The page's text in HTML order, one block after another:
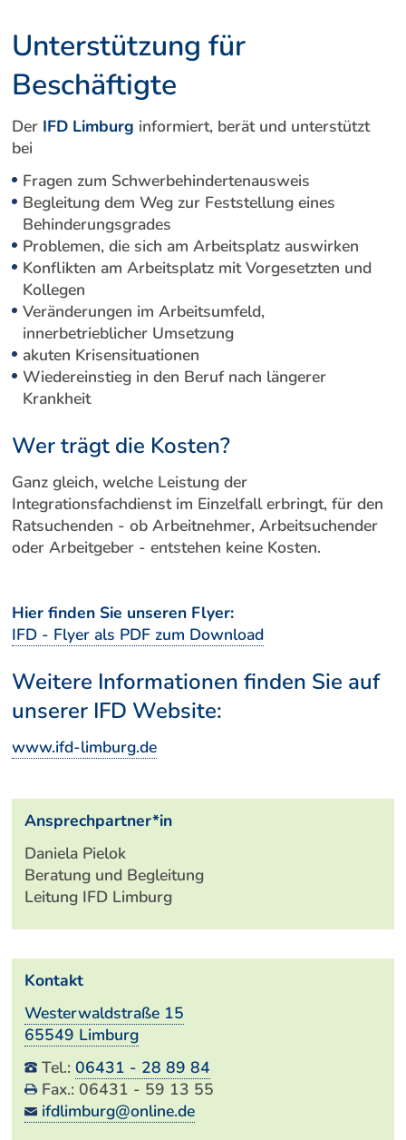
Unterstützung für
Beschäftigte
Der IFD Limburg informiert, berät und unterstützt
bei
Fragen zum Schwerbehindertenausweis
Begleitung dem Weg zur Feststellung eines
Behinderungsgrades
Problemen, die sich am Arbeitsplatz auswirken
Konflikten am Arbeitsplatz mit Vorgesetzten und
Kollegen
Veränderungen im Arbeitsumfeld,
innerbetrieblicher Umsetzung
akuten Krisensituationen
Wiedereinstieg in den Beruf nach längerer
Krankheit
Wer trägt die Kosten?
Ganz gleich, welche Leistung der
Integrationsfachdienst im Einzelfall erbringt, für den
Ratsuchenden - ob Arbeitnehmer, Arbeitsuchender
oder Arbeitgeber - entstehen keine Kosten.
Hier finden Sie unseren Flyer:
IFD - Flyer als PDF zum Download
Weitere Informationen finden Sie auf
unserer IFD Website:
www.ifd-limburg.de
Ansprechpartner*in
Daniela Pielok
Beratung und Begleitung
Leitung IFD Limburg
Kontakt
Westerwaldstraße 15
65549 Limburg
Tel.:06431 - 28 89 84
Fax.: 06431 - 59 13 55
ifdlimburg@online.de